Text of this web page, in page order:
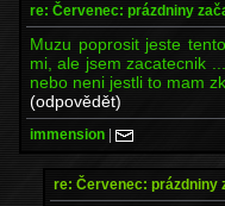
re: Červenec: prázdniny
Muzu poprosit jeste
mi, ale jsem zacatecnik
nebo neni jestli to mam
(odpovědět)
immension |
re: Červenec: prázdniny